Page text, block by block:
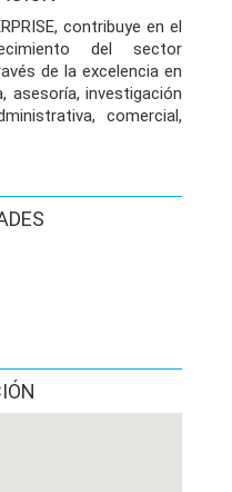
contribuye en el
del sector
de la excelencia en
asesoría, investigación
comercial,
e innovador.
303 - Bucaramanga,